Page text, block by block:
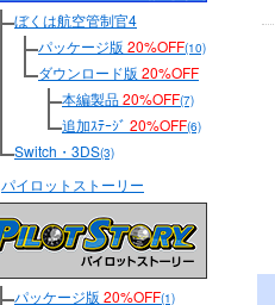
ぼくは航空管制官4
パッケージ版 20%OFF(10)
ダウンロード版 20%OFF
本編製品20%OFF(7)
追加ｽﾃｰｼﾞ 20%OFF(6)
Switch・3DS(3)
パイロットストーリー
パッケージ版 20%OFF(1)